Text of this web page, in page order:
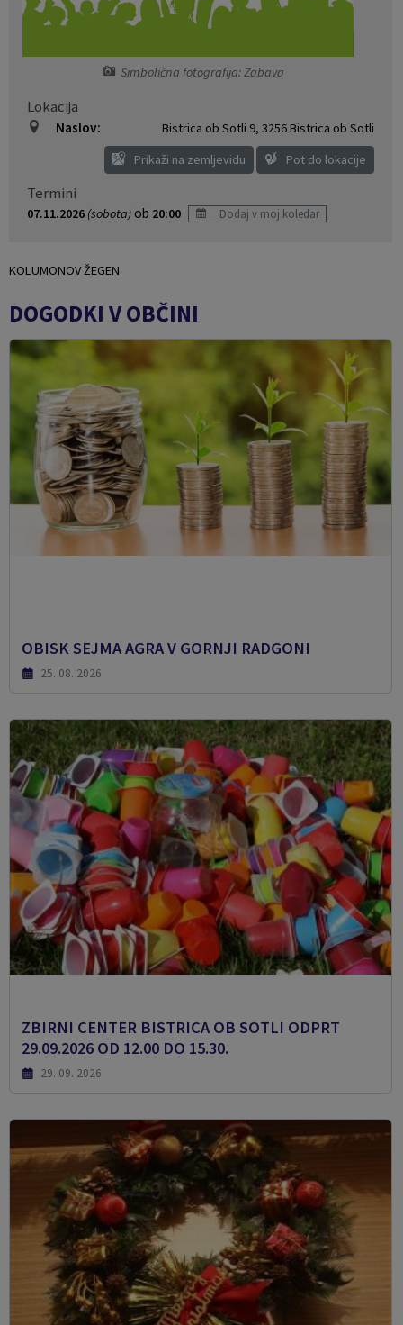
Simbolična fotografija: Zabava
Lokacija
Naslov: Bistrica ob Sotli 9, 3256 Bistrica ob Sotli
Prikaži na zemljevidu
Pot do lokacije
Termini
07.11.2026 (sobota) ob 20:00 Dodaj v moj koledar
KOLUMONOV ŽEGEN
DOGODKI V OBČINI
OBISK SEJMA AGRA V GORNJI RADGONI
25. 08. 2026
ZBIRNI CENTER BISTRICA OB SOTLI ODPRT
29.09.2026 OD 12.00 DO 15.30.
29. 09. 2026
Naselja v občini
Varstvo osebnih podatkov
Temeljni akti občine
Pravni akti
Občinski časopis Orans
Naše OKO